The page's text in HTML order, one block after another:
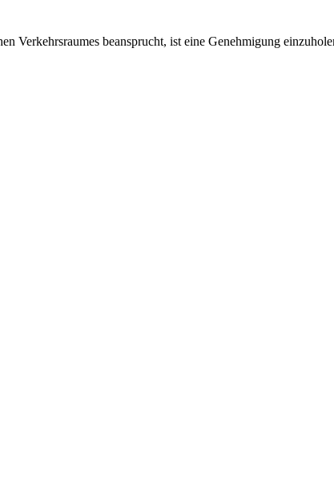
Verkehrsraumes beansprucht, ist eine Genehmigung